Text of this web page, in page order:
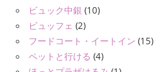
ビュック中銀 (10)
ビュッフェ (2)
フードコート・イートイン (15)
ペットと行ける (4)